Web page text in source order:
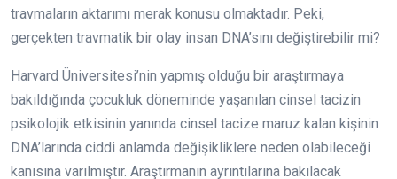
travmaların aktarımı merak konusu olmaktadır. Peki,
gerçekten travmatik bir olay insan DNA’sını değiştirebilir mi?
Harvard Üniversitesi’nin yapmış olduğu bir araştırmaya
bakıldığında çocukluk döneminde yaşanılan cinsel tacizin
psikolojik etkisinin yanında cinsel tacize maruz kalan kişinin
DNA’larında ciddi anlamda değişikliklere neden olabileceği
kanısına varılmıştır. Araştırmanın ayrıntılarına bakılacak